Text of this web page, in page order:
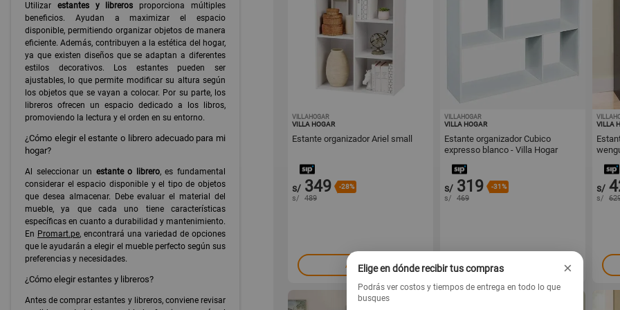
Utilizar estantes y libreros proporciona múltiples
beneficios. Ayudan a maximizar el espacio
disponible, permitiendo organizar objetos de manera
eficiente. Además, contribuyen a la estética del hogar,
ya que existen diseños que se adaptan a diferentes
estilos decorativos. Los estantes pueden ser
ajustables, lo que permite modificar su altura según
los objetos que se vayan a colocar. Por su parte, los
libreros ofrecen un espacio dedicado a los libros,
promoviendo la lectura y el orden en su entorno.
¿Cómo elegir el estante o librero adecuado para mi
hogar?
Al seleccionar un estante o librero, es fundamental
considerar el espacio disponible y el tipo de objetos
que desea almacenar. Debe evaluar el material del
mueble, ya que cada uno tiene características
específicas en cuanto a durabilidad y mantenimiento.
En Promart.pe, encontrará una variedad de opciones
que le ayudarán a elegir el mueble perfecto según sus
preferencias y necesidades.
¿Cómo elegir estantes y libreros?
Antes de comprar estantes y libreros, conviene revisar
VILLAHOGAR
VILLA HOGAR
Estante organizador Ariel small
s/ 349 -28%
s/ 489
Agregar
VILLAHOGAR
VILLA HOGAR
Estante organizador Cubico
expresso blanco - Villa Hogar
s/ 319 -31%
s/ 469
Agregar
VILLA
s/
s/
Elige en dónde recibir tus compras ×
Podrás ver costos y tiempos de entrega en todo lo que
busques